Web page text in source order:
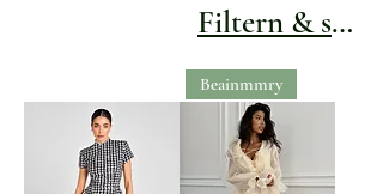
Filtern &
Beainmmry